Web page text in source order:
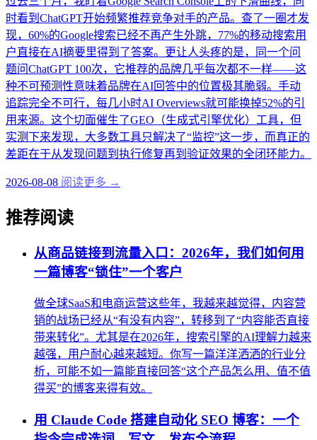
时看到ChatGPT开始频繁推荐竞争对手的产品。查了一圈才发
现，60%的Google搜索已经不再产生外跳，77%的移动搜索用
户直接在AI摘要里得到了答案。更让人头疼的是，同一个问
题问ChatGPT 100次，它推荐的品牌几乎每次都不一样——这
种不可预测性意味着品牌在AI回答中的位置极其脆弱。手动
追踪完全不可行，每几小时AI Overviews就可能换掉52%的引
用来源。这个切面催生了GEO（生成式引擎优化）工具，但
实测下来发现，大多数工具只解决了“监控”这一步，而真正的
差距在于从发现问题到执行修复再到验证效果的全闭环能力。
2026-08-08 阅读更多 →
推荐阅读
从商品链接到流量入口：2026年，我们如何用
一篇博客“锁住”一个客户
做全球SaaS和电商运营这些年，我越来越觉得，内容营
销的战场已经从“有没有内容”，转移到了“内容能否直接
带来转化”。尤其是在2026年，搜索引擎的AI理解力越来
越强，用户耐心越来越短。你写一篇洋洋洒洒的行业分
析，可能不如一篇能直接回答“这个产品怎么用、值不值
得买”的博客来得有效。
用 Claude Code 搭建自动化 SEO 博客：一个